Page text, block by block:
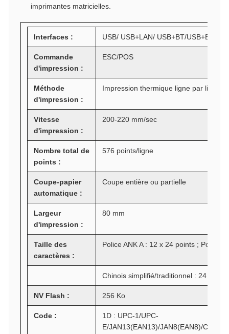
imprimantes matricielles.
Interfaces : USB/ USB+LAN/ USB+BT/
Commande
d'impression :
ESC/POS
Méthode
d'impression :
Impression thermique ligne par ligne
Vitesse
d'impression :
200-220 mm/sec
Nombre total de
points :
576 points/ligne
Coupe-papier
automatique :
Coupe entière ou partielle
Largeur
d'impression :
80 mm
Taille des
caractères :
Police ANK A : 12 x 24 points ; Police
Chinois simplifié/traditionnel : 24 x 24
NV Flash : 256 Ko
Code :
1D : UPC-1/UPC-
E/JAN13(EAN13)/JAN8(EAN8)/